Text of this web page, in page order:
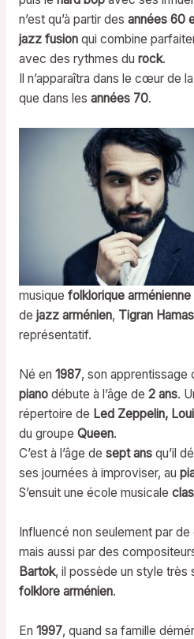
n’est qu’à partir des années 60
jazz fusionqui combine
avec des rythmes du rock.
Il n’apparaîtra dans le cœur de
que dans les années 70.
musique folklorique arménienne
de jazz arménien, Tigran
représentatif.
Né en 1987, son apprentissage
pianodébute à l’âge de 2 ans.
répertoire de Led Zeppelin,
du groupe Queen.
C’est à l’âge de sept ansqu’il
ses journées à improviser, au
S’ensuit une école musicale
Influencé non seulement par
mais aussi par des
Bartok, il possède un style très
folklore arménien.
En 1997, quand sa famille